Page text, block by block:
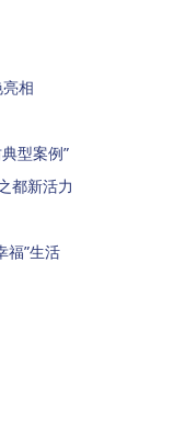
相
型案例”
都新活力
福”生活